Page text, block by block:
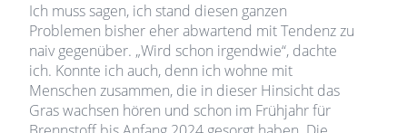
Ich muss sagen, ich stand diesen ganzen
Problemen bisher eher abwartend mit Tendenz zu
naiv gegenüber. „Wird schon irgendwie“, dachte
ich. Konnte ich auch, denn ich wohne mit
Menschen zusammen, die in dieser Hinsicht das
Gras wachsen hören und schon im Frühjahr für